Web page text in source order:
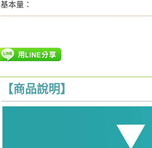
基本量：
【商品說明】